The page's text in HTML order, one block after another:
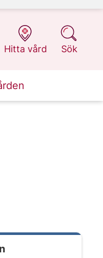
Hitta vård
på 1177.se
Sök
på 1177.se